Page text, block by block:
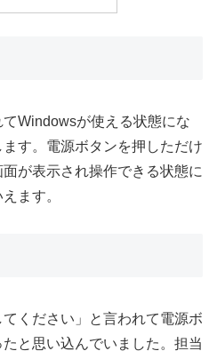
Windowsが使える状態にな
す。電源ボタンを押しただけ
が表示され操作できる状態に
ます。
ください」と言われて電源ボ
と思い込んでいました。担当